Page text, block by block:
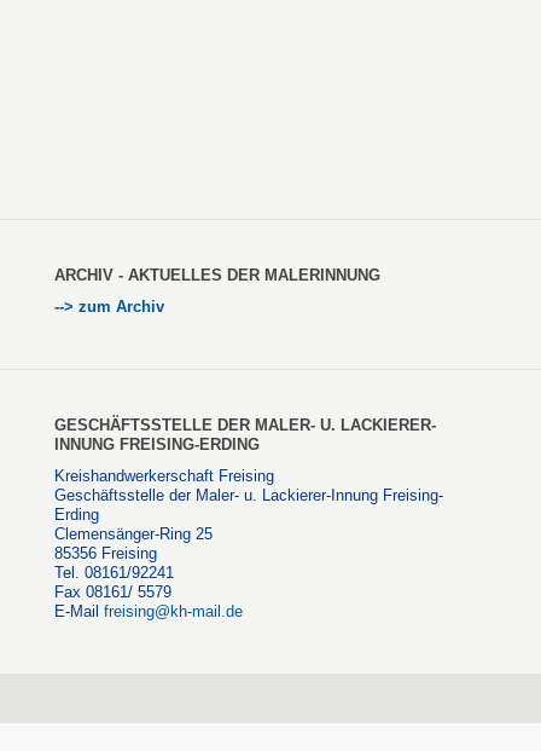
ARCHIV - AKTUELLES DER MALERINNUNG
--> zum Archiv
GESCHÄFTSSTELLE DER MALER- U. LACKIERER-
INNUNG FREISING-ERDING
Kreishandwerkerschaft Freising
Geschäftsstelle der Maler- u. Lackierer-Innung Freising-
Erding
Clemensänger-Ring 25
85356 Freising
Tel. 08161/92241
Fax 08161/ 5579
E-Mail freising@kh-mail.de